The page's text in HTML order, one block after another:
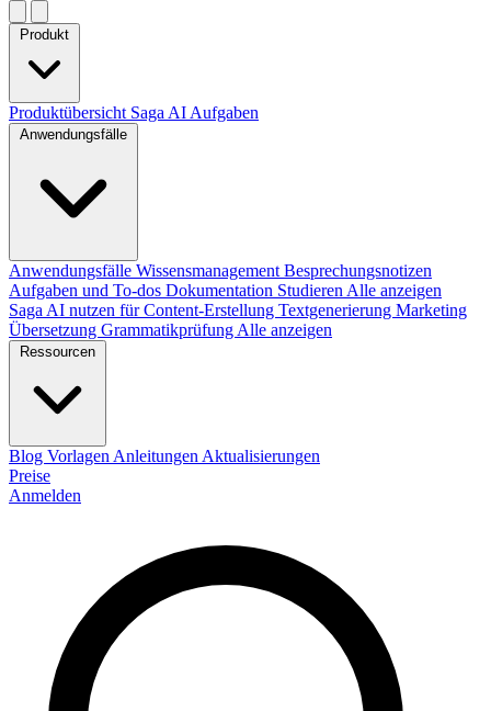
Produktübersicht Saga AI Aufgaben
Anwendungsfälle Wissensmanagement Besprechungsnotizen
Aufgaben und To-dos Dokumentation Studieren Alle anzeigen
Saga AI nutzen fürContent-Erstellung Textgenerierung Marketing
Übersetzung Grammatikprüfung Alle anzeigen
Blog Vorlagen Anleitungen Aktualisierungen
Preise
Anmelden